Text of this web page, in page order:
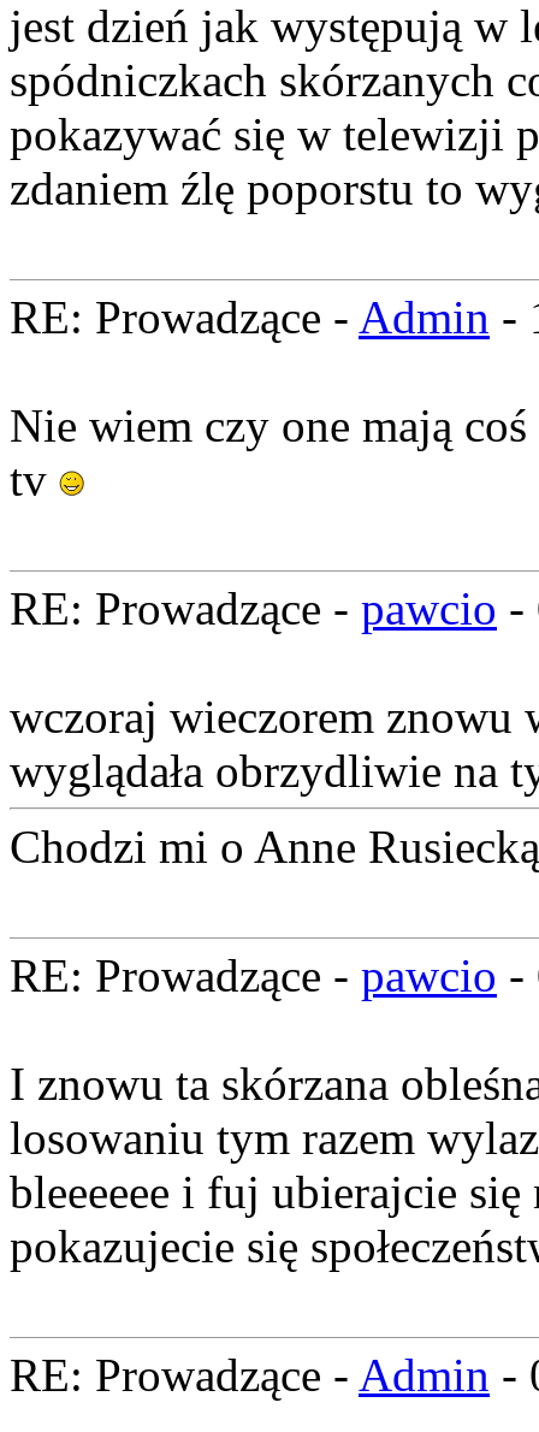
jest dzień jak występują w
spódniczkach skórzanych
pokazywać się w telewizji
zdaniem źlę poporstu to
RE: Prowadzące - Admin -
Nie wiem czy one mają
tv
RE: Prowadzące - pawcio -
wczoraj wieczorem znowu
wyglądała obrzydliwie na
Chodzi mi o Anne Rusiecką
RE: Prowadzące - pawcio -
I znowu ta skórzana
losowaniu tym razem
bleeeeee i fuj ubierajcie
pokazujecie się
RE: Prowadzące - Admin -